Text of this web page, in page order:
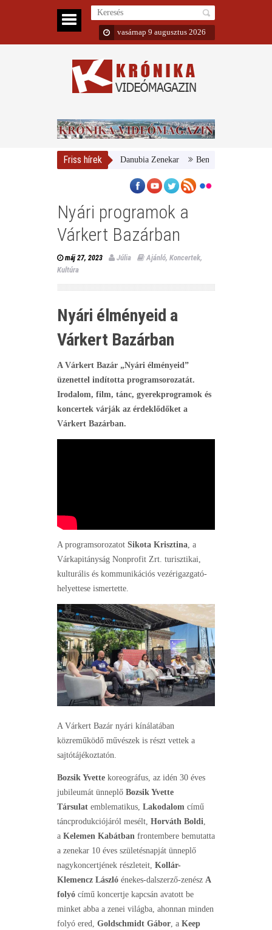
vasárnap 9 augusztus 2026
Friss hírek
Nemzeti Galéria és a Danubia Zenekar Bemutatta 2024/25-ös
Nyári programok a
Várkert Bazárban
máj 27, 2023 Júlia Ajánló, Koncertek,
Kultúra
Nyári élményeid a
Várkert Bazárban
A Várkert Bazár „Nyári élményeid”
üzenettel indította programsorozatát.
Irodalom, film, tánc, gyerekprogramok és
koncertek várják az érdeklődőket a
Várkert Bazárban.
A programsorozatot Sikota Krisztina , a
Várkapitányság Nonprofit Zrt. turisztikai,
kulturális és kommunikációs vezérigazgató-
helyettese ismertette.
A Várkert Bazár nyári kínálatában
közreműködő művészek is részt vettek a
sajtótájékoztatón.
Bozsik Yvette koreográfus, az idén 30 éves
jubileumát ünneplő Bozsik Yvette
Társulat emblematikus, Lakodalom című
táncprodukciójáról mesélt, Horváth Boldi
a Kelemen Kabátban frontembere bemutatta
a zenekar 10 éves születésnapját ünneplő
nagykoncertjének részleteit, Kollár-
Klemencz László énekes-dalszerző-zenész A
folyó című koncertje kapcsán avatott be
minket abba a zenei világba, ahonnan minden
folyó ered, Goldschmidt Gábor , a Keep